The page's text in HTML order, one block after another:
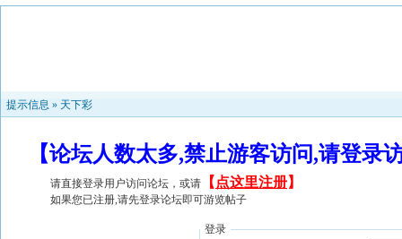
提示信息 » 天下彩
【论坛人数太多,禁止游客访问,请登
请直接登录用户访问论坛，或请 【 点这里注册】
如果您已注册,请先登录论坛即可游览帖子
登录